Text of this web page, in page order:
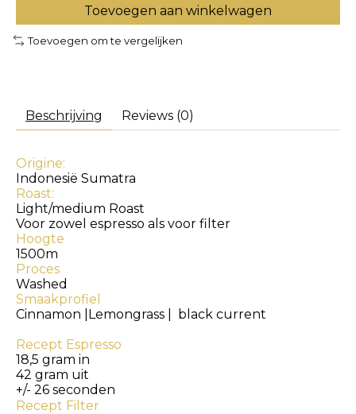
Toevoegen aan winkelwagen
Toevoegen om te vergelijken
Beschrijving Reviews (0)
Origine:
Indonesië Sumatra
Roast:
Light/medium Roast
Voor zowel espresso als voor filter
Hoogte
1500m
Proces
Washed
Smaakprofiel
Cinnamon |Lemongrass | black current
Recept Espresso
18,5 gram in
42 gram uit
+/- 26 seconden
Recept Filter